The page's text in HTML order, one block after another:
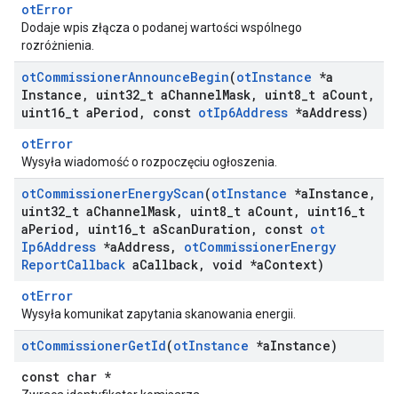
otError
Dodaje wpis złącza o podanej wartości wspólnego
rozróżnienia.
otCommissionerAnnounceBegin(otInstance *a
Instance , uint32 t aChannelMask, uint8 t aCount,
uint16 t aPeriod , const otIp6Address *aAddress)
otError
Wysyła wiadomość o rozpoczęciu ogłoszenia.
otCommissionerEnergyScan(otInstance *aInstance ,
uint32 t aChannelMask, uint8 t aCount, uint16 t
aPeriod , uint16 t aScanDuration , const ot
Ip6Address *aAddress, otCommissionerEnergy
ReportCallback aCallback, void *aContext)
otError
Wysyła komunikat zapytania skanowania energii.
otCommissionerGetId(otInstance *aInstance)
const char *